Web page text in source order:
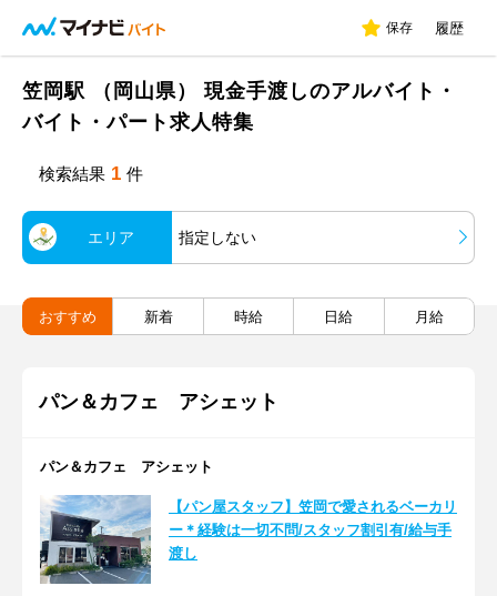
保存 履歴
笠岡駅 （岡山県） 現金手渡しのアルバイト・
バイト・パート求人特集
検索結果 1 件
エリア 指定しない
おすすめ 新着 時給 日給 月給
パン＆カフェ アシェット
パン＆カフェ アシェット
【パン屋スタッフ】笠岡で愛されるベーカリ
ー＊経験は一切不問/スタッフ割引有/給与手
渡し